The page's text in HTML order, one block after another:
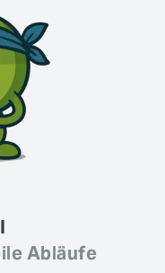
Abläufe